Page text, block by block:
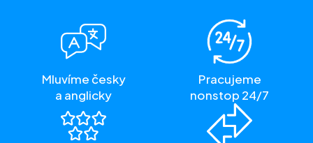
Mluvíme česky
a anglicky
Pracujeme
nonstop 24/7